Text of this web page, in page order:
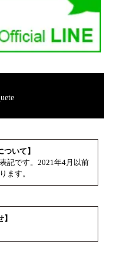
ついて】
記です。2021年4月以前
ます。